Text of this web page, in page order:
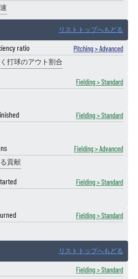
リストトップへもどる
ratio Pitching > Advanced
打球のアウト割合
Fielding > Standard
Fielding > Standard
Fielding > Advanced
貢献
Fielding > Standard
Fielding > Standard
リストトップへもどる
Fielding > Standard